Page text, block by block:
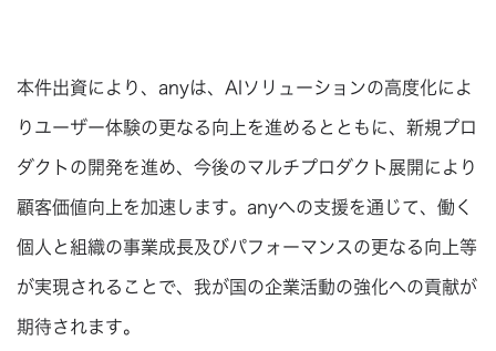
本件出資により、anyは、AIソリューションの高度化によ
りユーザー体験の更なる向上を進めるとともに、新規プロ
ダクトの開発を進め、今後のマルチプロダクト展開により
顧客価値向上を加速します。anyへの支援を通じて、働く
個人と組織の事業成長及びパフォーマンスの更なる向上等
が実現されることで、我が国の企業活動の強化への貢献が
期待されます。